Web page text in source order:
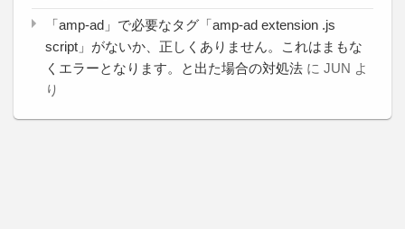
「amp-ad」で必要なタグ「amp-ad extension .js
script」がないか、正しくありません。これはまもな
くエラーとなります。と出た場合の対処法 に JUN よ
り